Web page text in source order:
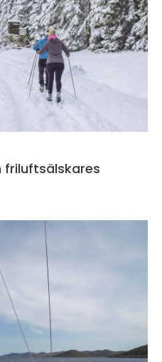
friluftsälskares